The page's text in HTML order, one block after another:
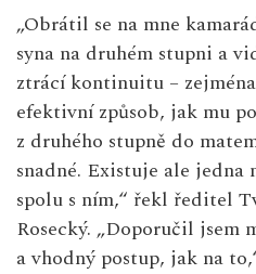
„Obrátil se na mne
syna na druhém stupni a
ztrácí kontinuitu –
efektivní způsob, jak mu
z druhého stupně do
snadné. Existuje ale
spolu s ním,“ řekl ředitel
Rosecký. „Doporučil
a vhodný postup, jak na